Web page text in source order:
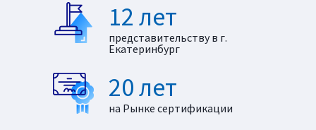
12 лет
представительству в г.
Екатеринбург
20 лет
на Рынке сертификации